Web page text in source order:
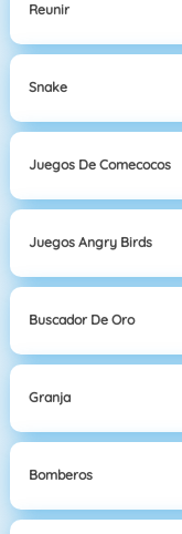
Reunir
Snake
Juegos De Comecocos
Juegos Angry Birds
Buscador De Oro
Granja
Bomberos